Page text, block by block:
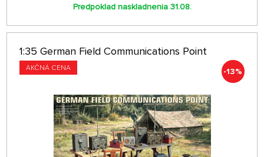
Predpoklad naskladnenia 31.08.
1:35 German Field Communications Point
AKČNÁ CENA -13%